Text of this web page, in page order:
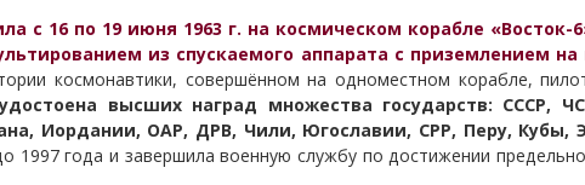
с 16 по 19 июня 1963 г. на космическом корабле «Восток-
из спускаемого аппарата с приземлением
космонавтики, совершённом на одноместном корабле,
высших наград множества государств: СССР,
Иордании, ОАР, ДРВ, Чили, Югославии, СРР, Перу, Кубы,
года и завершила военную службу по достижении